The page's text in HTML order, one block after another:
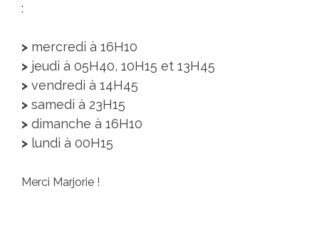
:
> mercredi à 16H10
> jeudi à 05H40, 10H15 et 13H45
> vendredi à 14H45
> samedi à 23H15
> dimanche à 16H10
> lundi à 00H15
Merci Marjorie !